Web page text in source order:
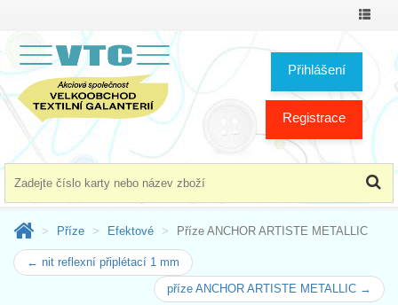
Přihlášení
Registrace
Příze Efektové Příze ANCHOR ARTISTE METALLIC
← nit reflexní připlétací 1 mm
příze ANCHOR ARTISTE METALLIC →